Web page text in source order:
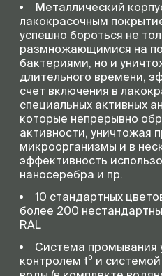
Металлический
лакокрасочным
успешно бороться не
размножающимися на
бактериями, но и
длительного времени,
счет включения в
специальных активных
которые непрерывно
активности, уничтожая
микроорганизмы и в
эффективность
наносеребра и пр.
10 стандартных
более 200
RAL
Система промывания
контролем t⁰ и